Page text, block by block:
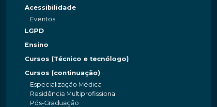
Acessibilidade
Eventos
LGPD
Ensino
Cursos (Técnico e tecnólogo)
Cursos (continuação)
Especialização Médica
Residência Multiprofissional
Pós-Graduação